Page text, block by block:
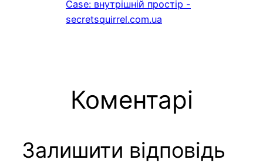
Коментарі
Залишити відповідь